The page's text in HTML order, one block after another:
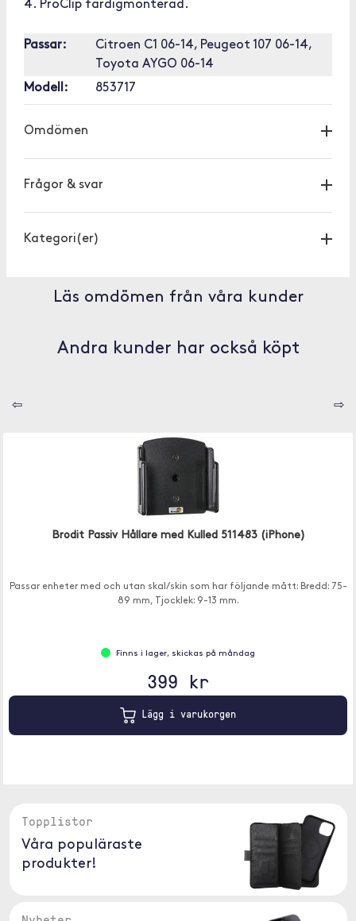
4. ProClip färdigmonterad.
Passar:
Citroen C1 06-14, Peugeot 107 06-14,
Toyota AYGO 06-14
Modell:
853717
Omdömen
Frågor & svar
Kategori(er)
Läs omdömen från våra kunder
Andra kunder har också köpt
⇦ ⇨
Brodit Passiv Hållare med Kulled 511483 (iPhone)
Passar enheter med och utan skal/skin som har följande mått: Bredd: 75-
89 mm, Tjocklek: 9-13 mm.
Finns i lager, skickas på måndag
399 kr
Lägg i varukorgen
Topplistor
Våra populäraste
produkter!